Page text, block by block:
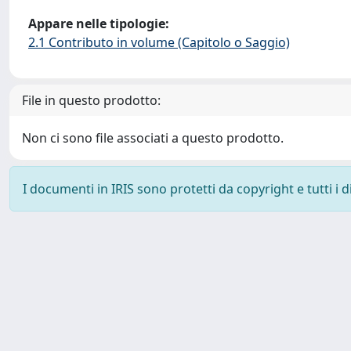
Appare nelle tipologie:
2.1 Contributo in volume (Capitolo o Saggio)
File in questo prodotto:
Non ci sono file associati a questo prodotto.
I documenti in IRIS sono protetti da copyright e tutti i